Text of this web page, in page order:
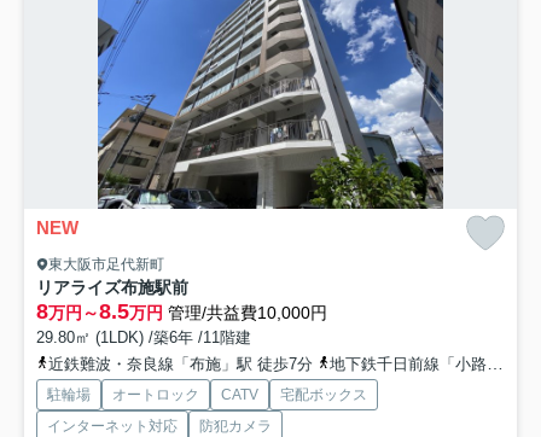
NEW
東大阪市足代新町
リアライズ布施駅前
8万円～8.5万円 管理/共益費10,000円
29.80㎡ (1LDK) /築6年 /11階建
近鉄難波・奈良線「布施」駅 徒歩7分
地下鉄千日前線「小路」駅 徒歩8分
駐輪場 オートロック CATV
宅配ボックス
インターネット対応
防犯カメラ